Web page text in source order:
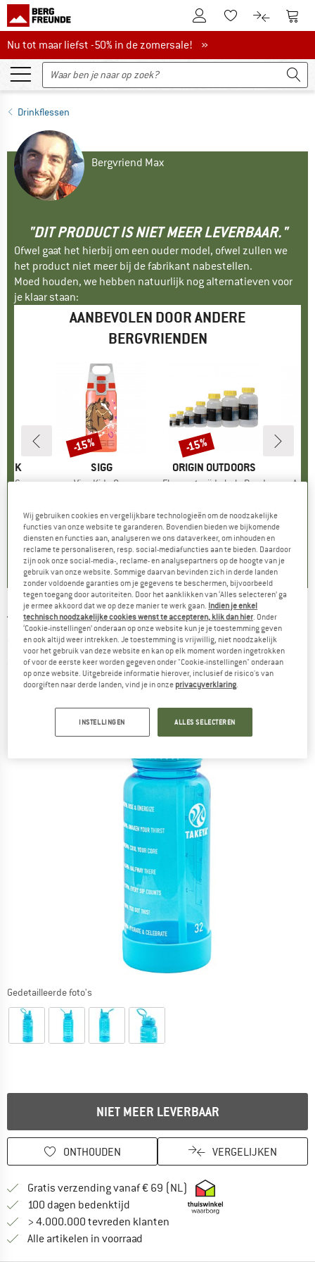
De klantenaccount
Naar deNaar de
Nu tot maar liefst -50% in de zomersale!
Nu tot maar liefst -50% in de zomersale! »
Drinkflessen
Bergvriend Max
"DIT PRODUCT IS NIET MEER LEVERBAAR."
Ofwel gaat het hierbij om een ouder model, ofwel zullen we
het product niet meer bij de fabrikant nabestellen.
Moed houden, we hebben natuurlijk nog alternatieven voor
je klaar staan:
AANBEVOLEN DOOR ANDERE
BERGVRIENDEN
Cap
10
)
MERK
SIGG
Artikel
Viva Kids One
+2
5,0(2)
Korting
-15%
MERK
ORIGIN OUTDOORS
Artikel
Fles met wijde hals Rond
5,0(2)
Korting
-15%
TAKEYA -Tritan Motivational Straw Bottle
950 ml - Drinkfles
(0)
Gedetailleerde foto's
NIET MEER LEVERBAAR
ONTHOUDEN VERGELIJKEN
Gratis verzending vanaf € 69 (NL) Vind hier de
100 dagen bedenktijd Vind de betalingsinformatie hier!
> 4.000.000 tevreden klanten
Alle artikelen in voorraad
Wij gebruiken cookies en vergelijkbare technologieën om de noodzakelijke
functies van onze website te garanderen. Bovendien bieden we bijkomende
diensten en functies aan, analyseren we ons dataverkeer, om inhouden en
reclame te personaliseren, resp. social-mediafuncties aan te bieden. Daardoor
zijn ook onze social-media-, reclame- en analysepartners op de hoogte van je
gebruik van onze website. Sommige daarvan bevinden zich in derde landen
zonder voldoende garanties om je gegevens te beschermen, bijvoorbeeld
tegen toegang door autoriteiten. Door het aanklikken van ‘Alles selecteren’ ga
je ermee akkoord dat we op deze manier te werk gaan. Indien je enkel
technisch noodzakelijke cookies wenst te accepteren, klik dan hier. Onder
‘Cookie-instellingen’ onderaan op onze website kun je je toestemming geven
en ook altijd weer intrekken. Je toestemming is vrijwillig, niet noodzakelijk
voor het gebruik van deze website en kan op elk moment worden ingetrokken
of voor de eerste keer worden gegeven onder "Cookie-instellingen" onderaan
op onze website. Uitgebreide informatie hierover, inclusief de risico's van
doorgiften naar derde landen, vind je in onze privacyverklaring.
INSTELLINGEN ALLES SELECTEREN